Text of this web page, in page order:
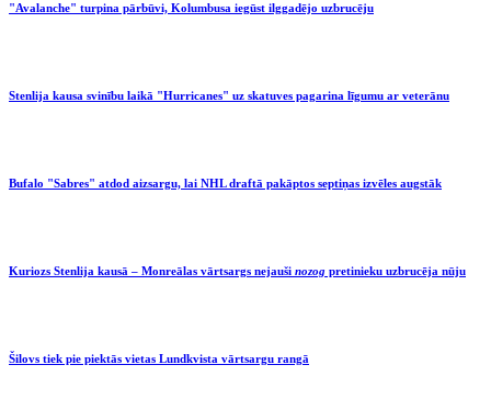
"Avalanche" turpina pārbūvi, Kolumbusa iegūst ilggadējo uzbrucēju
Stenlija kausa svinību laikā "Hurricanes" uz skatuves pagarina līgumu ar veterānu
Bufalo "Sabres" atdod aizsargu, lai NHL draftā pakāptos septiņas izvēles augstāk
Kuriozs Stenlija kausā – Monreālas vārtsargs nejauši nozog pretinieku uzbrucēja nūju
Šilovs tiek pie piektās vietas Lundkvista vārtsargu rangā